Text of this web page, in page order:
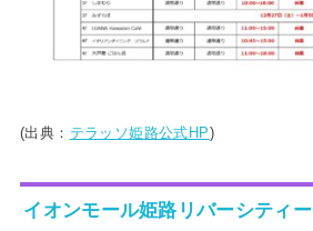
(出典： テラッソ姫路公式HP)
イオンモール姫路リバーシティー